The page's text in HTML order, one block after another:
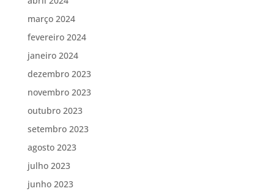
março 2024
fevereiro 2024
janeiro 2024
dezembro 2023
novembro 2023
outubro 2023
setembro 2023
agosto 2023
julho 2023
junho 2023